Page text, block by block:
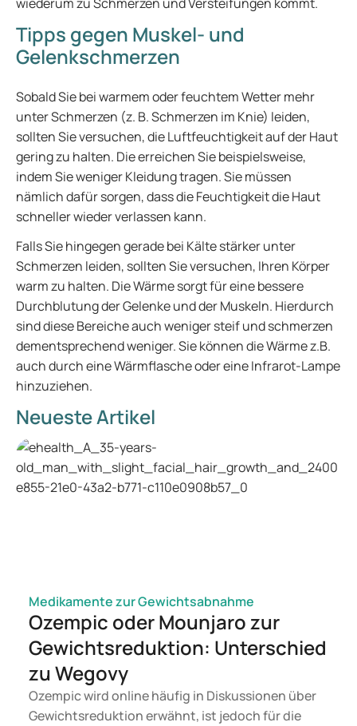
Tipps gegen Muskel- und
Gelenkschmerzen
Sobald Sie bei warmem oder feuchtem Wetter mehr
unter Schmerzen (z. B. Schmerzen im Knie) leiden,
sollten Sie versuchen, die Luftfeuchtigkeit auf der Haut
gering zu halten. Die erreichen Sie beispielsweise,
indem Sie weniger Kleidung tragen. Sie müssen
nämlich dafür sorgen, dass die Feuchtigkeit die Haut
schneller wieder verlassen kann.
Falls Sie hingegen gerade bei Kälte stärker unter
Schmerzen leiden, sollten Sie versuchen, Ihren Körper
warm zu halten. Die Wärme sorgt für eine bessere
Durchblutung der Gelenke und der Muskeln. Hierdurch
sind diese Bereiche auch weniger steif und schmerzen
dementsprechend weniger. Sie können die Wärme z.B.
auch durch eine Wärmflasche oder eine Infrarot-Lampe
hinzuziehen.
Neueste Artikel
Medikamente zur Gewichtsabnahme
Ozempic oder Mounjaro zur
Gewichtsreduktion: Unterschied
zu Wegovy
Ozempic wird online häufig in Diskussionen über
Gewichtsreduktion erwähnt, ist jedoch für die